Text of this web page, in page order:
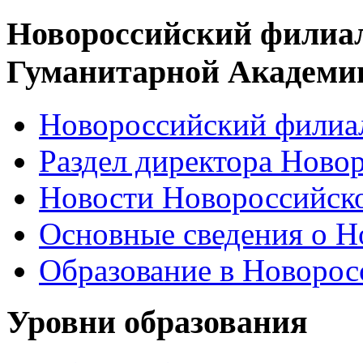
Новороссийский
Гуманитарной
Новороссийский
Раздел директора
Новости
Основные сведения о
Образование в
Уровни образования